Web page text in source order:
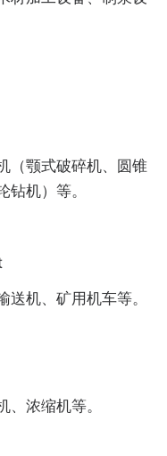
（颚式破碎机、圆锥
机）等。
机、矿用机车等。
浓缩机等。